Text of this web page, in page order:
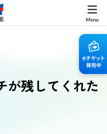
が残してくれた